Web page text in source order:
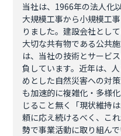
当社は、1966年の法人化
大規模工事から小規模工
りました。建設会社とし
大切な共有物である公共
は、当社の技術とサービ
負しています。近年は、
めとした自然災害への対
も加速的に複雑化・多様
じること無く「現状維持
頼に応え続けるべく、こ
勢で事業活動に取り組んで